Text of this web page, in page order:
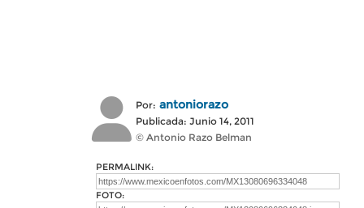
Por: antoniorazo
Publicada: Junio 14, 2011
© Antonio Razo Belman
PERMALINK:
FOTO: